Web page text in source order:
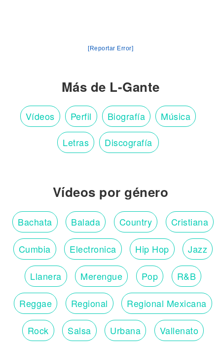
[Reportar Error]
Más de L-Gante
Vídeos Perfil Biografía Música
Letras Discografía
Vídeos por género
Bachata Balada Country Cristiana
Cumbia Electronica Hip Hop Jazz
Llanera Merengue Pop R&B
Reggae Regional Regional Mexicana
Rock Salsa Urbana Vallenato